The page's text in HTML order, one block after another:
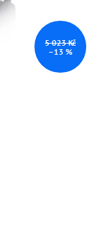
5 023 Kč
–13 %